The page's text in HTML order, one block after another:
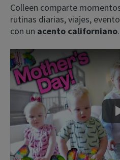
Colleen comparte
rutinas diarias, viajes,
con un acento californiano.